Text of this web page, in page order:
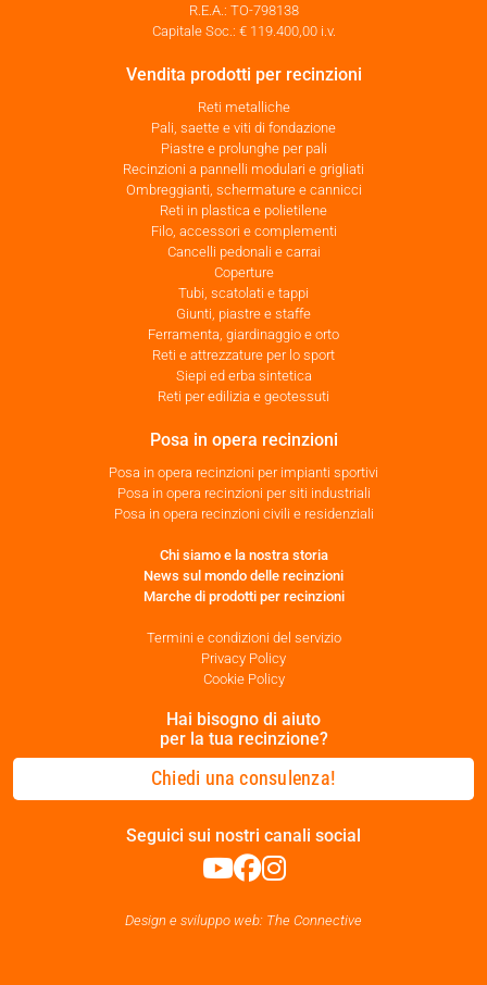
R.E.A.: TO-798138
Capitale Soc.: € 119.400,00 i.v.
Vendita prodotti per recinzioni
Reti metalliche
Pali, saette e viti di fondazione
Piastre e prolunghe per pali
Recinzioni a pannelli modulari e grigliati
Ombreggianti, schermature e cannicci
Reti in plastica e polietilene
Filo, accessori e complementi
Cancelli pedonali e carrai
Coperture
Tubi, scatolati e tappi
Giunti, piastre e staffe
Ferramenta, giardinaggio e orto
Reti e attrezzature per lo sport
Siepi ed erba sintetica
Reti per edilizia e geotessuti
Posa in opera recinzioni
Posa in opera recinzioni per impianti sportivi
Posa in opera recinzioni per siti industriali
Posa in opera recinzioni civili e residenziali
Chi siamo e la nostra storia
News sul mondo delle recinzioni
Marche di prodotti per recinzioni
Termini e condizioni del servizio
Privacy Policy
Cookie Policy
Hai bisogno di aiuto
per la tua recinzione?
Chiedi una consulenza!
Seguici sui nostri canali social
Design e sviluppo web: The Connective